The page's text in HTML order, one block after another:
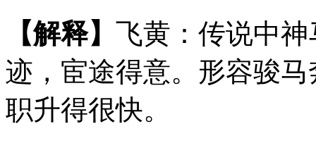
【解释】 飞黄：传说中
迹，宦途得意。形容骏
职升得很快。